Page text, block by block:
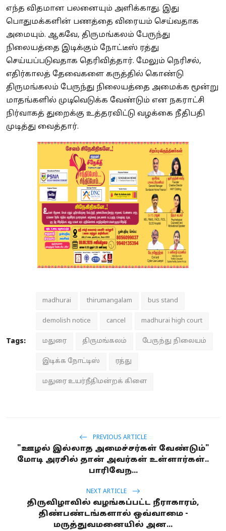
எந்த விதமான பலனையும் அளிக்காது. இது
பொதுமக்களின் பணத்தை விரையம் செய்வதாக
அமையும். ஆகவே, திருமங்கலம் பேருந்து
நிலையத்தை இடிக்கும் நோட்டீஸ் ரத்து
செய்யப்படுவதாக தெரிவித்தார். மேலும் நெரிசல்,
எதிர்காலத் தேவைகளை கருத்தில் கொண்டு
திருமங்கலம் பேருந்து நிலையத்தை அமைக்க மூன்று
மாதங்களில் முடிவெடுக்க வேண்டும் என நகராட்சி
நிர்வாகத் துறைக்கு உத்தரவிட்டு வழக்கை நீதிபதி
முடித்து வைத்தார்.
Tags:
madhurai thirumangalam bus stand
demolish notice cancel madhurai high court
மதுரை திருமங்கலம் பேருந்து நிலையம்
இடிக்க நோட்டிஸ் ரத்து
மதுரை உயர்நீதிமன்றக் கிளை
PREVIOUS ARTICLE
"ஊழல் இல்லாத அமைச்சர்கள் வேண்டும்"
மோடி அரசில் தான் அவர்கள் உள்ளார்கள்..
பாரிவேந...
NEXT ARTICLE
திருவிழாவில் வழங்கப்பட்ட நீராகாரம்,
திண்பண்டங்களால் ஒவ்வாமை -
மருத்துவமனையில் அன...